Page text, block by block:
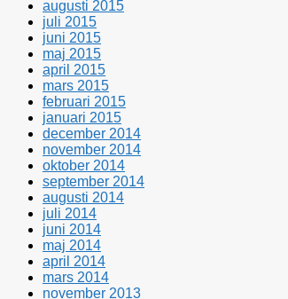
augusti 2015
juli 2015
juni 2015
maj 2015
april 2015
mars 2015
februari 2015
januari 2015
december 2014
november 2014
oktober 2014
september 2014
augusti 2014
juli 2014
juni 2014
maj 2014
april 2014
mars 2014
november 2013